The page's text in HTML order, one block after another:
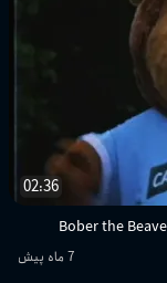
02:36
7 ماه پیش